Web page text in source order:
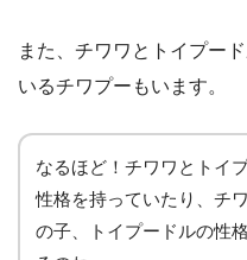
また、チワワとトイプー
いるチワプーもいます。
なるほど！チワワとトイ
性格を持っていたり、チ
の子、トイプードルの性